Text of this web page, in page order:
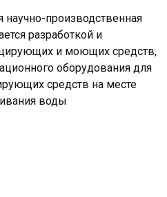
производственная
разработкой и
и моющих средств,
оборудования для
средств на месте
воды